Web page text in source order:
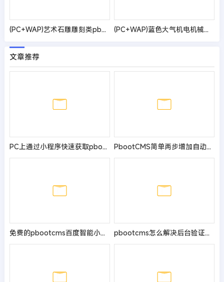
(PC+WAP)艺术石雕雕刻类pbootcms企业网站模板 古典水墨风格网站源码 (PC+WAP)蓝色大气机电机械设备制造类企业网站pbootcms模板 机械设备网站源码
文章推荐
PC上通过小程序快速获取pbootcms授权码 PbootCMS简单两步增加自动清理缓存功能
免费的pbootcms百度智能小程序插件来了 自助搭建百度小程序 pbootcms怎么解决后台验证码看不清楚